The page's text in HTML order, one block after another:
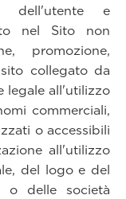
dell'utente e
nel Sito non
promozione,
collegato da
legale all'utilizzo
commerciali,
o accessibili
all'utilizzo
del logo e del
o delle società